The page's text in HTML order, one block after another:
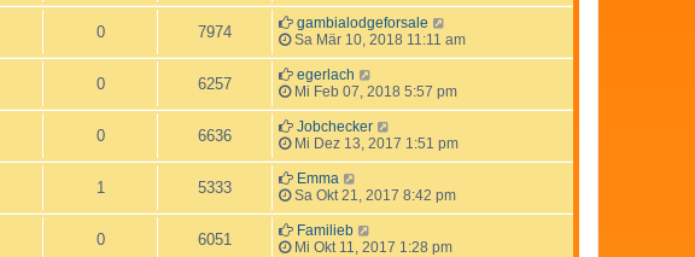
0 7974
gambialodgeforsale
Sa Mär 10, 2018 11:11 am
0 6257
egerlach
Mi Feb 07, 2018 5:57 pm
0 6636
Jobchecker
Mi Dez 13, 2017 1:51 pm
1 5333
Emma
Sa Okt 21, 2017 8:42 pm
0 6051
Familieb
Mi Okt 11, 2017 1:28 pm